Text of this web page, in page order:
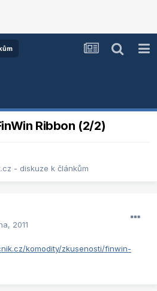
Ribbon (2/2)
- diskuze k článkům
2011
komodity/zkusenosti/finwin-